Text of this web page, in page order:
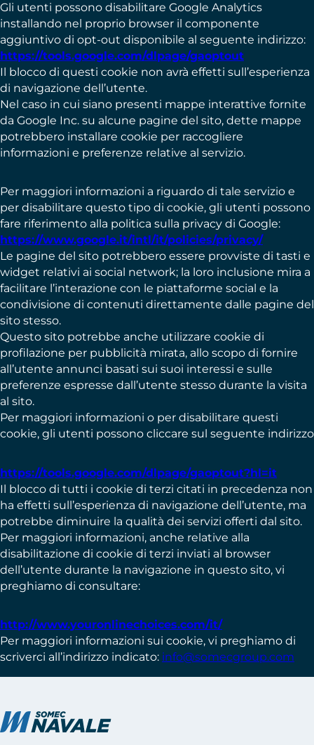
Gli utenti possono disabilitare Google Analytics
installando nel proprio browser il componente
aggiuntivo di opt-out disponibile al seguente indirizzo:
https://tools.google.com/dlpage/gaoptout
Il blocco di questi cookie non avrà effetti sull’esperienza
di navigazione dell’utente.
Nel caso in cui siano presenti mappe interattive fornite
da Google Inc. su alcune pagine del sito, dette mappe
potrebbero installare cookie per raccogliere
informazioni e preferenze relative al servizio.
Per maggiori informazioni a riguardo di tale servizio e
per disabilitare questo tipo di cookie, gli utenti possono
fare riferimento alla politica sulla privacy di Google:
https://www.google.it/intl/it/policies/privacy/
Le pagine del sito potrebbero essere provviste di tasti e
widget relativi ai social network; la loro inclusione mira a
facilitare l’interazione con le piattaforme social e la
condivisione di contenuti direttamente dalle pagine del
sito stesso.
Questo sito potrebbe anche utilizzare cookie di
profilazione per pubblicità mirata, allo scopo di fornire
all’utente annunci basati sui suoi interessi e sulle
preferenze espresse dall’utente stesso durante la visita
al sito.
Per maggiori informazioni o per disabilitare questi
cookie, gli utenti possono cliccare sul seguente indirizzo
https://tools.google.com/dlpage/gaoptout?hl=it
Il blocco di tutti i cookie di terzi citati in precedenza non
ha effetti sull’esperienza di navigazione dell’utente, ma
potrebbe diminuire la qualità dei servizi offerti dal sito.
Per maggiori informazioni, anche relative alla
disabilitazione di cookie di terzi inviati al browser
dell’utente durante la navigazione in questo sito, vi
preghiamo di consultare:
http://www.youronlinechoices.com/it/
Per maggiori informazioni sui cookie, vi preghiamo di
scriverci all’indirizzo indicato: info@somecgroup.com